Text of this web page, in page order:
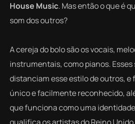
House Music. Mas então o que é
som dos outros?
A cereja do bolo são os vocais,
instrumentais, como pianos. Esses
distanciam esse estilo de outros, e
único e facilmente reconhecido,
que funciona como uma